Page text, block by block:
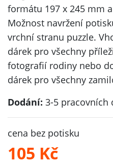
formátu 197 x 245 mm
Možnost navržení
vrchní stranu puzzle.
dárek pro všechny
fotografií rodiny nebo
dárek pro všechny
Dodání: 3-5 pracovních
cena bez potisku
105 Kč